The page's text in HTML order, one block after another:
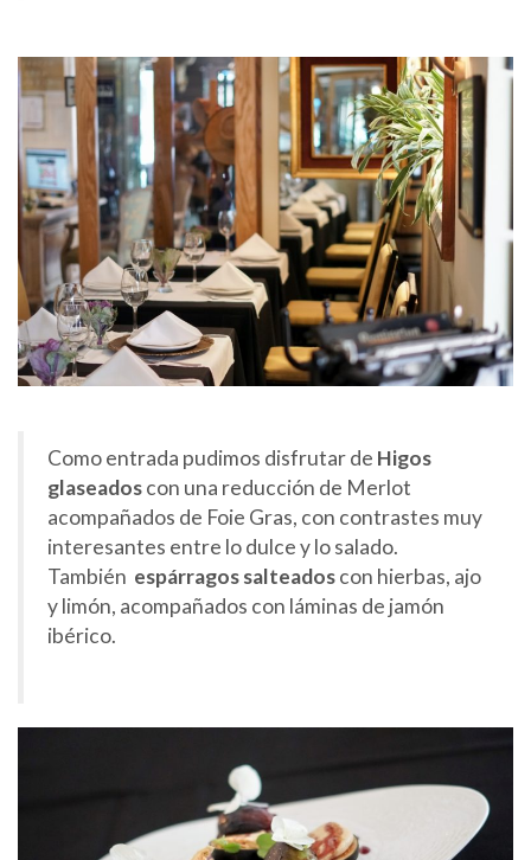
Como entrada pudimos disfrutar de Higos
glaseadoscon una reducción de Merlot
acompañados de Foie Gras, con contrastes muy
interesantes entre lo dulce y lo salado.
También espárragos salteadoscon hierbas, ajo
y limón, acompañados con láminas de jamón
ibérico.